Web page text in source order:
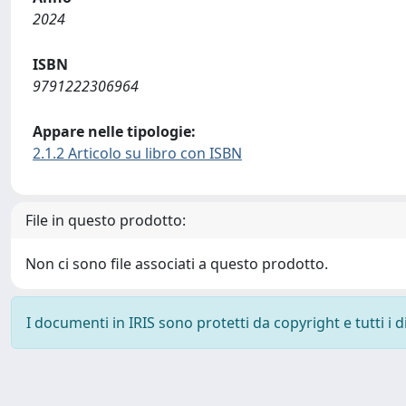
2024
ISBN
9791222306964
Appare nelle tipologie:
2.1.2 Articolo su libro con ISBN
File in questo prodotto:
Non ci sono file associati a questo prodotto.
I documenti in IRIS sono protetti da copyright e tutti i